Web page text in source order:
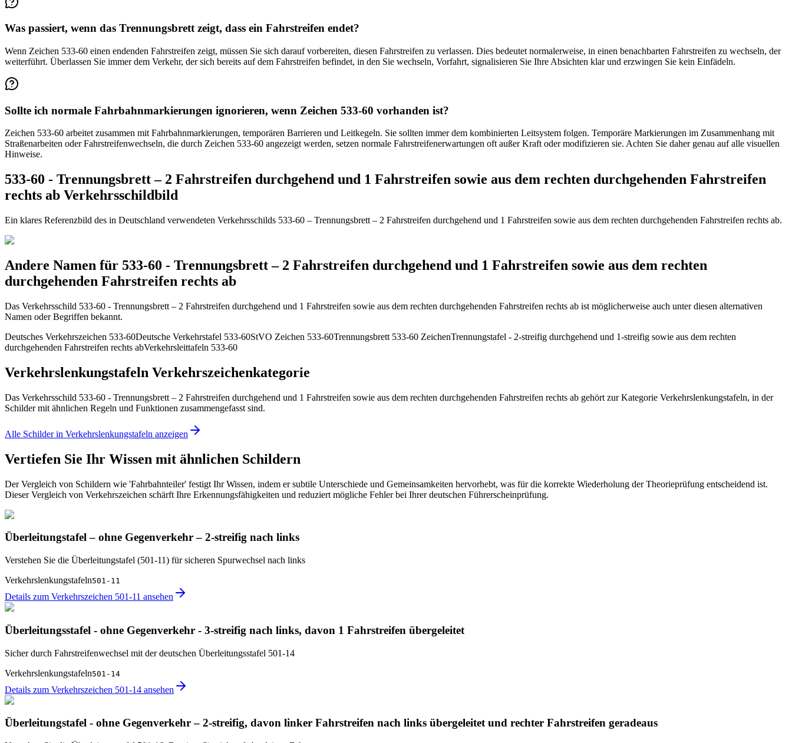
Was passiert, wenn das Trennungsbrett zeigt, dass ein Fahrstreifen endet?
Wenn Zeichen 533-60 einen endenden Fahrstreifen zeigt, müssen Sie sich darauf vorbereiten, diesen Fahrstreifen zu verlassen. Dies bedeutet normalerweise, in einen benachbarten Fahrstreifen zu wechseln, der
weiterführt. Überlassen Sie immer dem Verkehr, der sich bereits auf dem Fahrstreifen befindet, in den Sie wechseln, Vorfahrt, signalisieren Sie Ihre Absichten klar und erzwingen Sie kein Einfädeln.
Sollte ich normale Fahrbahnmarkierungen ignorieren, wenn Zeichen 533-60 vorhanden ist?
Zeichen 533-60 arbeitet zusammen mit Fahrbahnmarkierungen, temporären Barrieren und Leitkegeln. Sie sollten immer dem kombinierten Leitsystem folgen. Temporäre Markierungen im Zusammenhang mit
Straßenarbeiten oder Fahrstreifenwechseln, die durch Zeichen 533-60 angezeigt werden, setzen normale Fahrstreifenerwartungen oft außer Kraft oder modifizieren sie. Achten Sie daher genau auf alle visuellen
Hinweise.
533-60 - Trennungsbrett – 2 Fahrstreifen durchgehend und 1 Fahrstreifen sowie aus dem rechten durchgehenden Fahrstreifen
rechts ab Verkehrsschildbild
Ein klares Referenzbild des in Deutschland verwendeten Verkehrsschilds 533-60 – Trennungsbrett – 2 Fahrstreifen durchgehend und 1 Fahrstreifen sowie aus dem rechten durchgehenden Fahrstreifen rechts ab.
Andere Namen für 533-60 - Trennungsbrett – 2 Fahrstreifen durchgehend und 1 Fahrstreifen sowie aus dem rechten
durchgehenden Fahrstreifen rechts ab
Das Verkehrsschild 533-60 - Trennungsbrett – 2 Fahrstreifen durchgehend und 1 Fahrstreifen sowie aus dem rechten durchgehenden Fahrstreifen rechts ab ist möglicherweise auch unter diesen alternativen
Namen oder Begriffen bekannt.
Deutsches Verkehrszeichen 533-60Deutsche Verkehrstafel 533-60StVO Zeichen 533-60Trennungsbrett 533-60 ZeichenTrennungstafel - 2-streifig durchgehend und 1-streifig sowie aus dem rechten
durchgehenden Fahrstreifen rechts abVerkehrsleittafeln 533-60
Verkehrslenkungstafeln Verkehrszeichenkategorie
Das Verkehrsschild 533-60 - Trennungsbrett – 2 Fahrstreifen durchgehend und 1 Fahrstreifen sowie aus dem rechten durchgehenden Fahrstreifen rechts ab gehört zur Kategorie Verkehrslenkungstafeln, in der
Schilder mit ähnlichen Regeln und Funktionen zusammengefasst sind.
Alle Schilder in Verkehrslenkungstafeln anzeigen
Vertiefen Sie Ihr Wissen mit ähnlichen Schildern
Der Vergleich von Schildern wie 'Fahrbahnteiler' festigt Ihr Wissen, indem er subtile Unterschiede und Gemeinsamkeiten hervorhebt, was für die korrekte Wiederholung der Theorieprüfung entscheidend ist.
Dieser Vergleich von Verkehrszeichen schärft Ihre Erkennungsfähigkeiten und reduziert mögliche Fehler bei Ihrer deutschen Führerscheinprüfung.
Überleitungstafel – ohne Gegenverkehr – 2-streifig nach links
Verstehen Sie die Überleitungstafel (501-11) für sicheren Spurwechsel nach links
Verkehrslenkungstafeln501-11
Details zum Verkehrszeichen 501-11 ansehen
Überleitungsstafel - ohne Gegenverkehr - 3-streifig nach links, davon 1 Fahrstreifen übergeleitet
Sicher durch Fahrstreifenwechsel mit der deutschen Überleitungsstafel 501-14
Verkehrslenkungstafeln501-14
Details zum Verkehrszeichen 501-14 ansehen
Überleitungstafel - ohne Gegenverkehr – 2-streifig, davon linker Fahrstreifen nach links übergeleitet und rechter Fahrstreifen geradeaus